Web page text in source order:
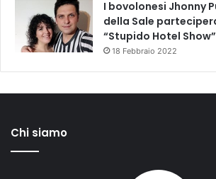
I bovolonesi Jhonny
della Sale
“Stupido Hotel Show”
18 Febbraio 2022
Chi siamo